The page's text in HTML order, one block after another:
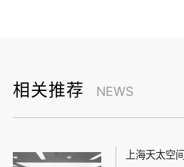
相关推荐 NEWS